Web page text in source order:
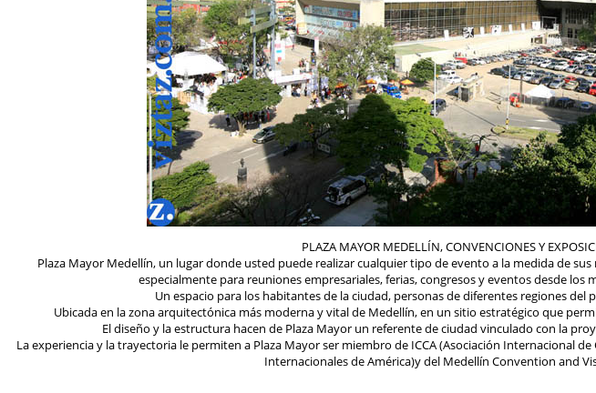
PLAZA MAYOR MEDELLÍN, CONVENCIONES Y
Plaza Mayor Medellín, un lugar donde usted puede realizar cualquier tipo de evento a la medida de
especialmente para reuniones empresariales, ferias, congresos y eventos desde los
Un espacio para los habitantes de la ciudad, personas de diferentes regiones del
Ubicada en la zona arquitectónica más moderna y vital de Medellín, en un sitio estratégico que
El diseño y la estructura hacen de Plaza Mayor un referente de ciudad vinculado con la
La experiencia y la trayectoria le permiten a Plaza Mayor ser miembro de ICCA (Asociación Internacional
Internacionales de América)y del Medellín Convention and